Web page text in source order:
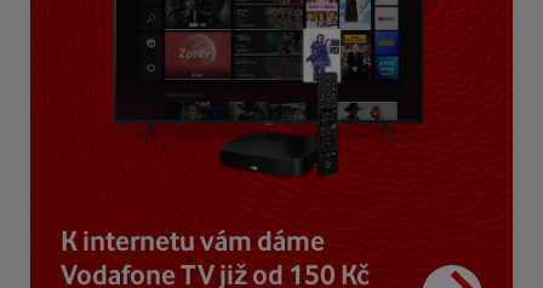
K internetu vám dáme
Vodafone TV již od 150 Kč